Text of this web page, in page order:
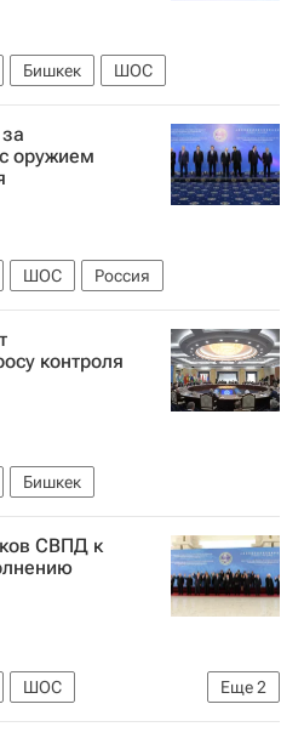
Бишкек ШОС
оружием
ШОС Россия
контроля
Бишкек
СВПД к
Еще2
ШОС
Совместный всеобъемлющий план действий (СВПД)